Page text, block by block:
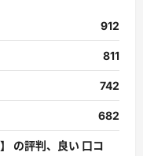
912
811
742
682
の評判、良い 口コ